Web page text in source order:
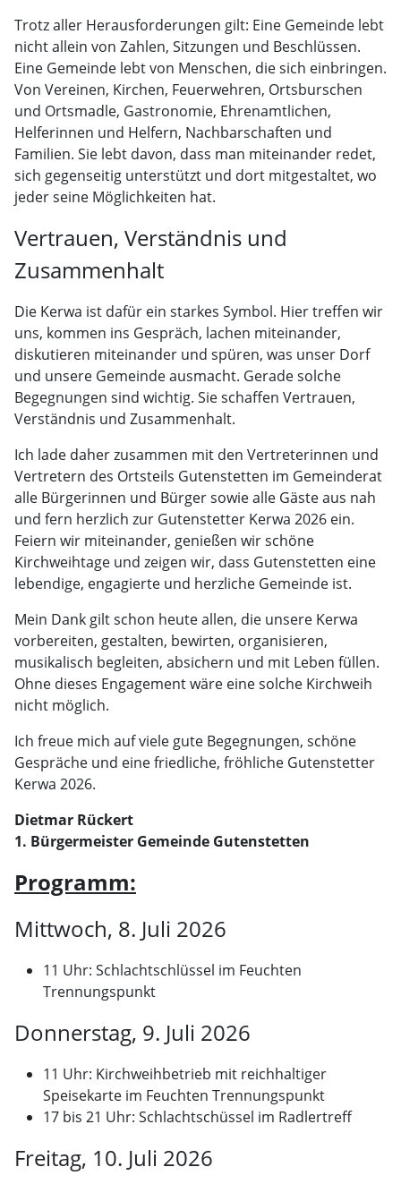
Trotz aller Herausforderungen gilt: Eine Gemeinde lebt
nicht allein von Zahlen, Sitzungen und Beschlüssen.
Eine Gemeinde lebt von Menschen, die sich einbringen.
Von Vereinen, Kirchen, Feuerwehren, Ortsburschen
und Ortsmadle, Gastronomie, Ehrenamtlichen,
Helferinnen und Helfern, Nachbarschaften und
Familien. Sie lebt davon, dass man miteinander redet,
sich gegenseitig unterstützt und dort mitgestaltet, wo
jeder seine Möglichkeiten hat.
Vertrauen, Verständnis und
Zusammenhalt
Die Kerwa ist dafür ein starkes Symbol. Hier treffen wir
uns, kommen ins Gespräch, lachen miteinander,
diskutieren miteinander und spüren, was unser Dorf
und unsere Gemeinde ausmacht. Gerade solche
Begegnungen sind wichtig. Sie schaffen Vertrauen,
Verständnis und Zusammenhalt.
Ich lade daher zusammen mit den Vertreterinnen und
Vertretern des Ortsteils Gutenstetten im Gemeinderat
alle Bürgerinnen und Bürger sowie alle Gäste aus nah
und fern herzlich zur Gutenstetter Kerwa 2026 ein.
Feiern wir miteinander, genießen wir schöne
Kirchweihtage und zeigen wir, dass Gutenstetten eine
lebendige, engagierte und herzliche Gemeinde ist.
Mein Dank gilt schon heute allen, die unsere Kerwa
vorbereiten, gestalten, bewirten, organisieren,
musikalisch begleiten, absichern und mit Leben füllen.
Ohne dieses Engagement wäre eine solche Kirchweih
nicht möglich.
Ich freue mich auf viele gute Begegnungen, schöne
Gespräche und eine friedliche, fröhliche Gutenstetter
Kerwa 2026.
Dietmar Rückert
1. Bürgermeister Gemeinde Gutenstetten
Programm:
Mittwoch, 8. Juli 2026
11 Uhr: Schlachtschlüssel im Feuchten
Trennungspunkt
Donnerstag, 9. Juli 2026
11 Uhr: Kirchweihbetrieb mit reichhaltiger
Speisekarte im Feuchten Trennungspunkt
17 bis 21 Uhr: Schlachtschüssel im Radlertreff
Freitag, 10. Juli 2026